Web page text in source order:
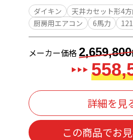
ダイキン 天井カセット形4
厨房用エアコン
6馬力
メーカー価格2,659,800
詳細を見
この商品でお